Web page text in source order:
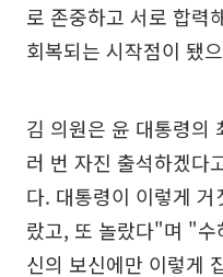
로 존중하고 서로 합력
회복되는 시작점이 됐
김 의원은 윤 대통령의
러 번 자진 출석하겠다
다. 대통령이 이렇게
랐고, 또 놀랐다"며 "수
신의 보신에만 이렇게